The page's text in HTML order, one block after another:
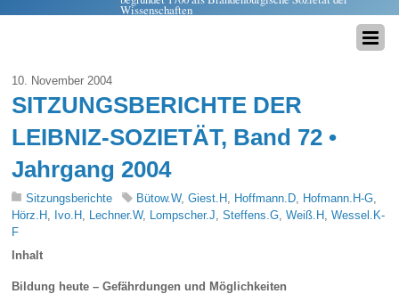
Wissenschaften
10. November 2004
SITZUNGSBERICHTE DER
LEIBNIZ-SOZIETÄT, Band 72 •
Jahrgang 2004
Sitzungsberichte Bütow.W,Giest.H , Hoffmann.D, Hofmann.H-G,
Hörz.H , Ivo.H , Lechner.W, Lompscher.J,Steffens.G,Weiß.H ,Wessel.K-
F
Inhalt
Bildung heute – Gefährdungen und Möglichkeiten